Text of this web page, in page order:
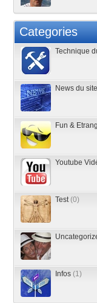
Categories
Technique
News du site
Fun &
Youtube
Test (0)
Infos (1)